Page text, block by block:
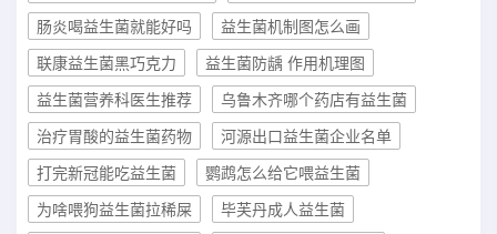
肠炎喝益生菌就能好吗
益生菌机制图怎么画
联康益生菌黑巧克力
益生菌防龋 作用机理图
益生菌营养科医生推荐
乌鲁木齐哪个药店有益生菌
治疗胃酸的益生菌药物
河源出口益生菌企业名单
打完新冠能吃益生菌
鹦鹉怎么给它喂益生菌
为啥喂狗益生菌拉稀屎
毕芙丹成人益生菌